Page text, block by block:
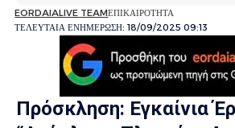
ΤΕΛΕΥΤΑΙΑ ΕΝΗΜΕΡΩΣΗ: 18/09/2025 09:13
EORDAIALIVE TEAMΕΠΙΚΑΙΡΟΤΗΤΑ
Πρόσκληση: Εγκαίνια